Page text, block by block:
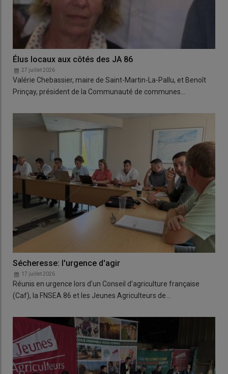
Élus locaux aux côtés des JA 86
27 juillet 2026
Valérie Chebassier, maire de Saint-Martin-La-Pallu, et Benoît
Prinçay, président de la Communauté de communes…
Sécheresse: l'urgence d'agir
17 juillet 2026
Réunis en urgence lors d'un Conseil d'agriculture française
(Caf), la FNSEA 86 et les Jeunes Agriculteurs de…